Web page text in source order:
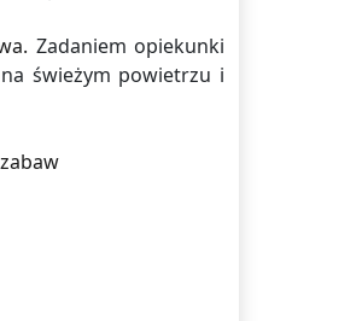
Zadaniem opiekunki
świeżym powietrzu i